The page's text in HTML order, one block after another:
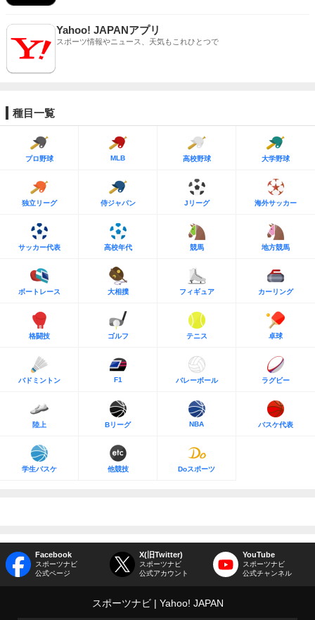
Yahoo! JAPANアプリ
スポーツ情報やニュース、天気もこれひとつで
種目一覧
プロ野球 MLB 高校野球 大学野球
独立リーグ 侍ジャパン Jリーグ 海外サッカー
サッカー代表 高校年代 競馬 地方競馬
ボートレース 大相撲 フィギュア カーリング
格闘技 ゴルフ テニス 卓球
バドミントン F1 バレーボール ラグビー
陸上 Bリーグ NBA バスケ代表
学生バスケ 他競技 Doスポーツ
Facebook
スポーツナビ
公式ページ
X(旧Twitter)
スポーツナビ
公式アカウント
YouTube
スポーツナビ
公式チャンネル
スポーツナビ Yahoo! JAPAN